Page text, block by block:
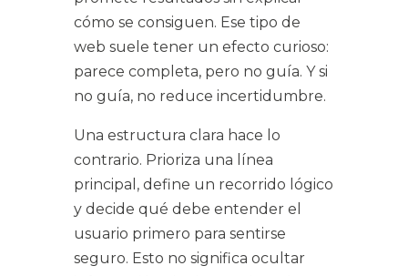
cómo se consiguen. Ese tipo de
web suele tener un efecto curioso:
parece completa, pero no guía. Y si
no guía, no reduce incertidumbre.
Una estructura clara hace lo
contrario. Prioriza una línea
principal, define un recorrido lógico
y decide qué debe entender el
usuario primero para sentirse
seguro. Esto no significa ocultar